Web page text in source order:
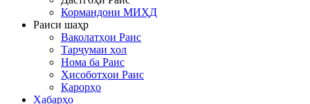
Кормандони МИҲД
Раиси шаҳр
Ваколатҳои Раис
Тарҷумаи ҳол
Нома ба Раис
Ҳисоботҳои Раис
Қарорҳо
Хабарҳо